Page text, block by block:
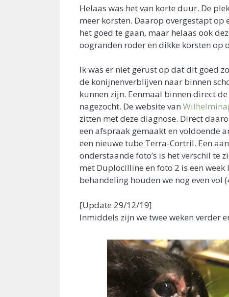
Helaas was het van korte duur. De
meer korsten. Daarop overgestapt op
het goed te gaan, maar helaas ook
oogranden roder en dikke korsten op
Ik was er niet gerust op dat dit goed
de konijnenverblijven naar binnen
kunnen zijn. Eenmaal binnen direct
nagezocht. De website van
zitten met deze diagnose. Direct
een afspraak gemaakt en voldoende
een nieuwe tube Terra-Cortril. Een
onderstaande foto’s is het verschil te
met Duplocilline en foto 2 is een
behandeling houden we nog even vol
[Update 29/12/19]
Inmiddels zijn we twee weken verder